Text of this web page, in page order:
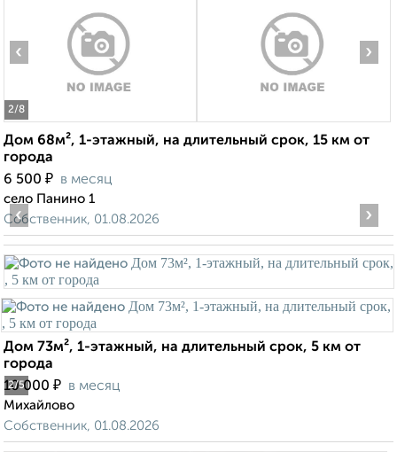
2/8
‹ ›
Дом 68м², 1-этажный, на длительный срок, 15 км от
города
6 500 ₽ в месяц
село Панино 1
Собственник, 01.08.2026
2/5
‹ ›
Дом 73м², 1-этажный, на длительный срок, 5 км от
города
10 000 ₽ в месяц
Михайлово
Собственник, 01.08.2026